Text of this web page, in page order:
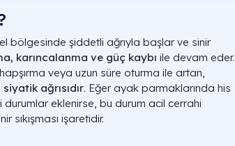
bölgesinde şiddetli ağrıyla başlar ve sinir
karıncalanma ve güç kaybı ile devam eder.
veya uzun süre oturma ile artan,
siyatik ağrısıdır. Eğer ayak parmaklarında his
eklenirse, bu durum acil cerrahi
sıkışması işaretidir.